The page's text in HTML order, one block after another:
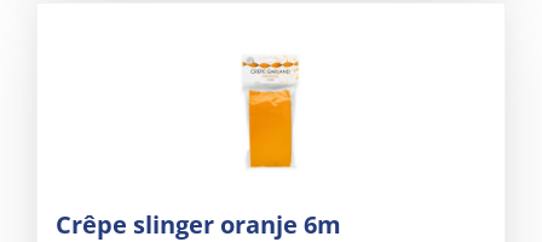
Crêpe slinger oranje 6m